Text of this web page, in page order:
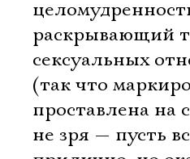
раскрывающий
сексуальных
(так что
проставлена на
не зря — пусть